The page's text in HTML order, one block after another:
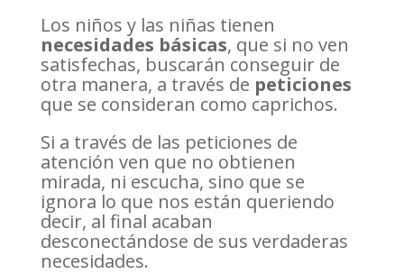
Los niños y las niñas tienen
necesidades básicas, que si no ven
satisfechas, buscarán conseguir de
otra manera, a través de peticiones
que se consideran como caprichos.
Si a través de las peticiones de
atención ven que no obtienen
mirada, ni escucha, sino que se
ignora lo que nos están queriendo
decir, al final acaban
desconectándose de sus verdaderas
necesidades.